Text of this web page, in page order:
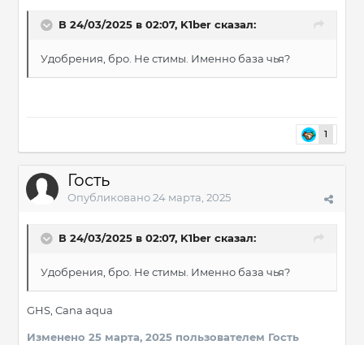
В 24/03/2025 в 02:07, K1ber сказал:
Удобрения, бро. Не стимы. Именно база чья?
1
Гость
Опубликовано24 марта, 2025
В 24/03/2025 в 02:07, K1ber сказал:
Удобрения, бро. Не стимы. Именно база чья?
GHS, Cana aqua
Изменено 25 марта, 2025 пользователем Гость